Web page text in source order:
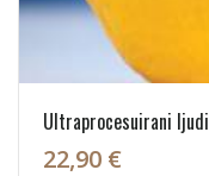
Ultraprocesuirani ljudi
22,90 €